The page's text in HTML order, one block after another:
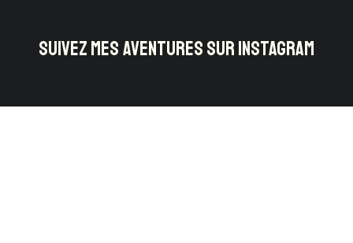
SUIVEZ MES AVENTURES SUR INSTAGRAM